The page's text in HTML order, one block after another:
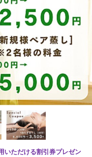
いただける割引券プレゼン